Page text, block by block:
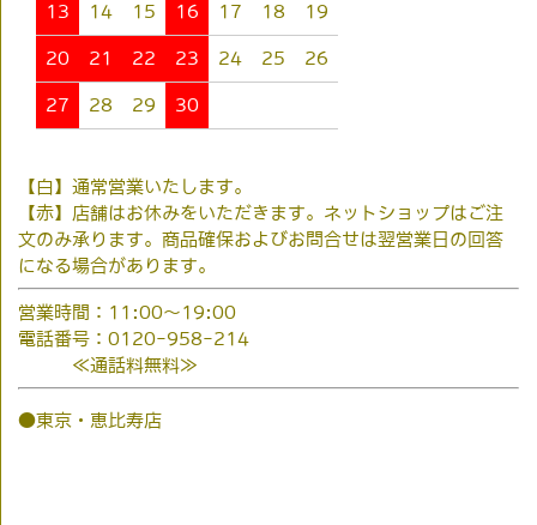
13 14 15 16 17 18 19
20 21 22 23 24 25 26
27 28 29 30
【白】通常営業いたします。
【赤】店舗はお休みをいただきます。ネットショップはご注
文のみ承ります。商品確保およびお問合せは翌営業日の回答
になる場合があります。
営業時間：11:00～19:00
電話番号：0120-958-214
≪通話料無料≫
●東京・恵比寿店